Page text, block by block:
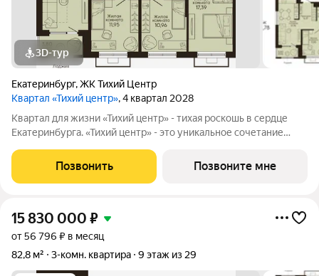
3D-тур
Екатеринбург,ЖК Тихий Центр
Квартал «Тихий центр», 4 квартал 2028
Квартал для жизни «Тихий центр» - тихая роскошь в сердце
Екатеринбурга. «Тихий центр» - это уникальное сочетание
инфраструктуры. Соседство с главными
достопримечательностями, лучшими ресторанами и
Позвонить Позвоните мне
15 830 000 ₽
от 56 796 ₽ в месяц
82,8 м²
3-комн. квартира 9 этаж из 29